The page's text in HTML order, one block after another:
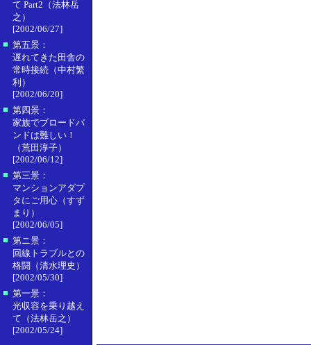
て Part2（法林岳
之）
[2002/06/27]
■ 第五景：
遅れてきた田舎の
常時接続（中村繁
利）
[2002/06/20]
■ 第四景：
家族でブロードバ
ンドは難しい！
（荒田淳子）
[2002/06/12]
■ 第三景：
マンションアダプ
タにご用心（すず
まり）
[2002/06/05]
■ 第ニ景：
回線トラブルとの
格闘（清水理史）
[2002/05/30]
■ 第一景：
光収容を乗り越え
て（法林岳之）
[2002/05/24]